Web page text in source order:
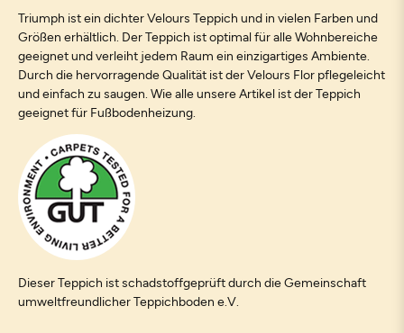
Triumph ist ein dichter Velours Teppich und in vielen Farben und
Größen erhältlich. Der Teppich ist optimal für alle Wohnbereiche
geeignet und verleiht jedem Raum ein einzigartiges Ambiente.
Durch die hervorragende Qualität ist der Velours Flor pflegeleicht
und einfach zu saugen. Wie alle unsere Artikel ist der Teppich
geeignet für Fußbodenheizung.
Dieser Teppich ist schadstoffgeprüft durch die Gemeinschaft
umweltfreundlicher Teppichboden e.V.